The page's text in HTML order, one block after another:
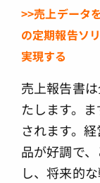
>>売上データ
の定期報告ソ
実現する
売上報告書
たします。
されます。
品が好調で
し、将来的